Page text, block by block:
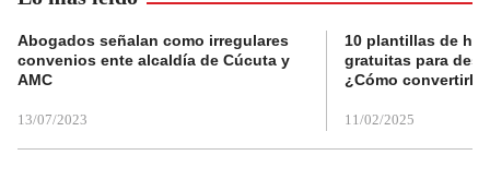
Abogados señalan como irregulares
convenios ente alcaldía de Cúcuta y
AMC
13/07/2023
10 plantillas de
gratuitas para
¿Cómo convertirla
11/02/2025